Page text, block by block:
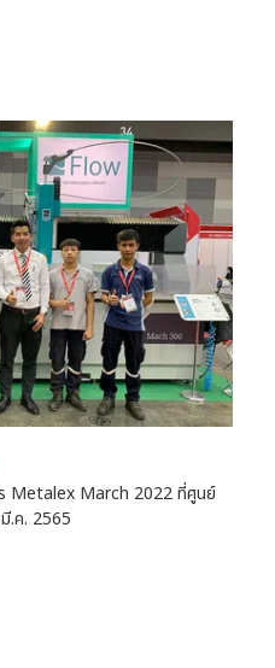
Metalex March 2022 ที่ศูนย์
.ค. 2565